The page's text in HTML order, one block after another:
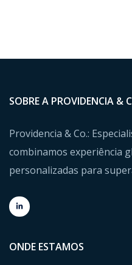
SOBRE A PROVIDENCIA &
Providencia & Co.:
combinamos experiência
personalizadas para
ONDE ESTAMOS